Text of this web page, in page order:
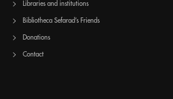
Libraries and institutions
Bibliotheca Sefarad’s Friends
Donations
Contact